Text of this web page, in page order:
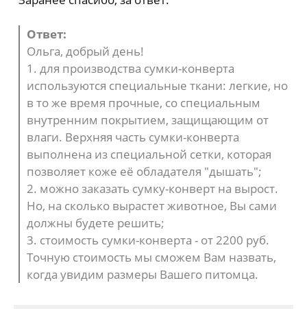
Ответ:
Ольга, добрый день!
1. для производства сумки-конверта
используются специальные ткани: легкие, но
в то же время прочные, со специальным
внутренним покрытием, защищающим от
влаги. Верхняя часть сумки-конверта
выполнена из специальной сетки, которая
позволяет коже её обладателя "дышать";
2. можно заказать сумку-конверт на вырост.
Но, на сколько вырастет животное, Вы сами
должны будете решить;
3. стоимость сумки-конверта - от 2200 руб.
Точную стоимость мы сможем Вам назвать,
когда увидим размеры Вашего питомца.